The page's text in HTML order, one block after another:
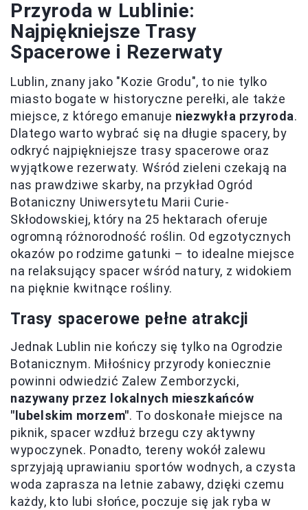
Przyroda w Lublinie:
Najpiękniejsze Trasy
Spacerowe i Rezerwaty
Lublin, znany jako "Kozie Grodu", to nie tylko
miasto bogate w historyczne perełki, ale także
miejsce, z którego emanuje niezwykła przyroda.
Dlatego warto wybrać się na długie spacery, by
odkryć najpiękniejsze trasy spacerowe oraz
wyjątkowe rezerwaty. Wśród zieleni czekają na
nas prawdziwe skarby, na przykład Ogród
Botaniczny Uniwersytetu Marii Curie-
Skłodowskiej, który na 25 hektarach oferuje
ogromną różnorodność roślin. Od egzotycznych
okazów po rodzime gatunki – to idealne miejsce
na relaksujący spacer wśród natury, z widokiem
na pięknie kwitnące rośliny.
Trasy spacerowe pełne atrakcji
Jednak Lublin nie kończy się tylko na Ogrodzie
Botanicznym. Miłośnicy przyrody koniecznie
powinni odwiedzić Zalew Zemborzycki,
nazywany przez lokalnych mieszkańców
"lubelskim morzem". To doskonałe miejsce na
piknik, spacer wzdłuż brzegu czy aktywny
wypoczynek. Ponadto, tereny wokół zalewu
sprzyjają uprawianiu sportów wodnych, a czysta
woda zaprasza na letnie zabawy, dzięki czemu
każdy, kto lubi słońce, poczuje się jak ryba w